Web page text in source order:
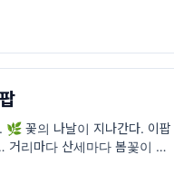
🌿 꽃의 나날이 지나간다. 이팝
리마다 산세마다 봄꽃이 맹위